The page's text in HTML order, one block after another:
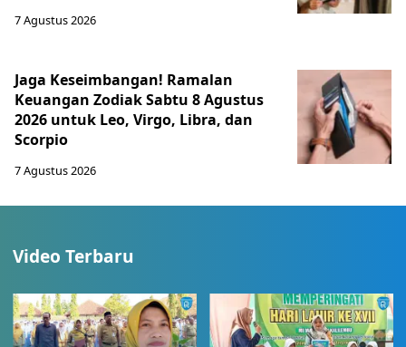
7 Agustus 2026
Jaga Keseimbangan! Ramalan
Keuangan Zodiak Sabtu 8 Agustus
2026 untuk Leo, Virgo, Libra, dan
Scorpio
7 Agustus 2026
Video Terbaru